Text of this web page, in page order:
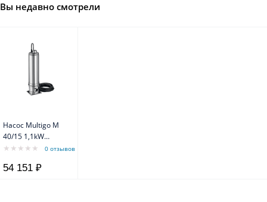
Вы недавно смотрели
Насос Multigo M
40/15 1,1kW
~1x230V 50Hz0 отзывов
54 151 ₽